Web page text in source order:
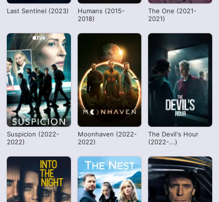
Last Sentinel (2023)
Humans (2015-
2018)
The One (2021-
2021)
Suspicion (2022-
2022)
Moonhaven (2022-
2022)
The Devil's Hour
(2022-...)